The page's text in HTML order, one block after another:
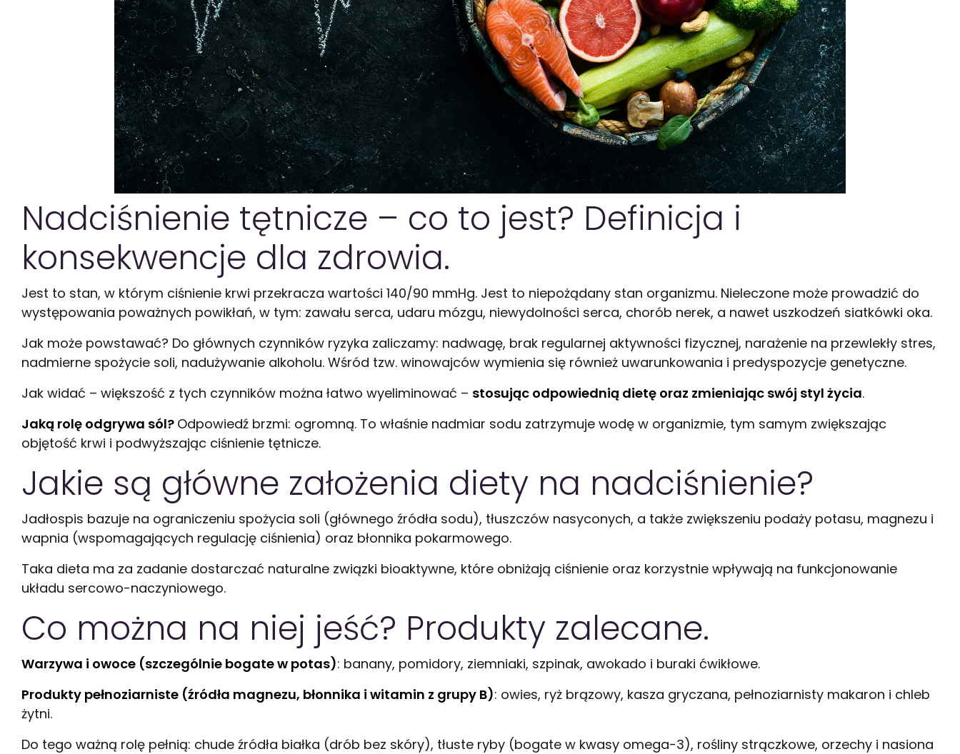
Nadciśnienie tętnicze – co to jest? Definicja i
konsekwencje dla zdrowia.
Jest to stan, w którym ciśnienie krwi przekracza wartości 140/90 mmHg. Jest to niepożądany stan organizmu. Nieleczone może prowadzić do
występowania poważnych powikłań, w tym: zawału serca, udaru mózgu, niewydolności serca, chorób nerek, a nawet uszkodzeń siatkówki oka.
Jak może powstawać? Do głównych czynników ryzyka zaliczamy: nadwagę, brak regularnej aktywności fizycznej, narażenie na przewlekły stres,
nadmierne spożycie soli, nadużywanie alkoholu. Wśród tzw. winowajców wymienia się również uwarunkowania i predyspozycje genetyczne.
Jak widać – większość z tych czynników można łatwo wyeliminować – stosując odpowiednią dietę oraz zmieniając swój styl życia.
Jaką rolę odgrywa sól? Odpowiedź brzmi: ogromną. To właśnie nadmiar sodu zatrzymuje wodę w organizmie, tym samym zwiększając
objętość krwi i podwyższając ciśnienie tętnicze.
Jakie są główne założenia diety na nadciśnienie?
Jadłospis bazuje na ograniczeniu spożycia soli (głównego źródła sodu), tłuszczów nasyconych, a także zwiększeniu podaży potasu, magnezu i
wapnia (wspomagających regulację ciśnienia) oraz błonnika pokarmowego.
Taka dieta ma za zadanie dostarczać naturalne związki bioaktywne, które obniżają ciśnienie oraz korzystnie wpływają na funkcjonowanie
układu sercowo-naczyniowego.
Co można na niej jeść? Produkty zalecane.
Warzywa i owoce (szczególnie bogate w potas): banany, pomidory, ziemniaki, szpinak, awokado i buraki ćwikłowe.
Produkty pełnoziarniste (źródła magnezu, błonnika i witamin z grupy B): owies, ryż brązowy, kasza gryczana, pełnoziarnisty makaron i chleb
żytni.
Do tego ważną rolę pełnią: chude źródła białka (drób bez skóry), tłuste ryby (bogate w kwasy omega-3), rośliny strączkowe, orzechy i nasiona